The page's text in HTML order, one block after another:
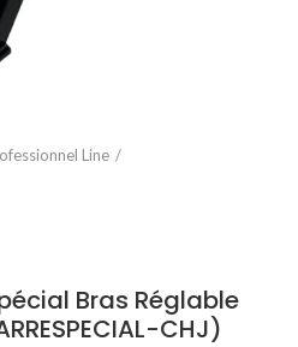
Line
Bras Réglable
CHJ)